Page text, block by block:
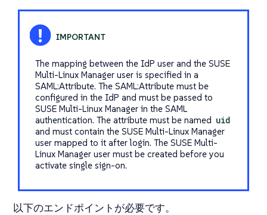
The mapping between the IdP user and the SUSE
Multi-Linux Manager user is specified in a
SAML:Attribute. The SAML:Attribute must be
configured in the IdP and must be passed to
SUSE Multi-Linux Manager in the SAML
authentication. The attribute must be named uid
and must contain the SUSE Multi-Linux Manager
user mapped to it after login. The SUSE Multi-
Linux Manager user must be created before you
activate single sign-on.
以下のエンドポイントが必要です。